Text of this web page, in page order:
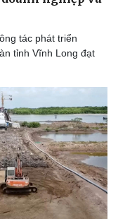
- Quốc phòng
tác phát triển
tỉnh Vĩnh Long đạt